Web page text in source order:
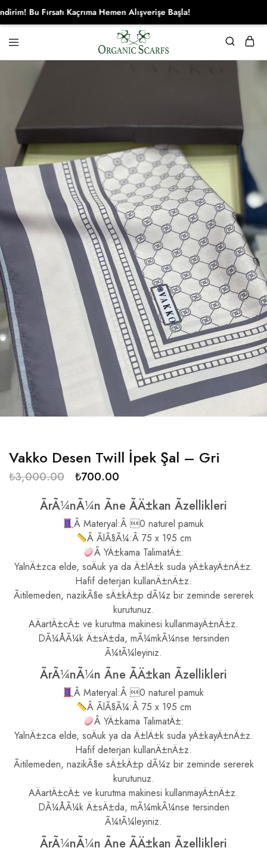
Organikscarf
Vakko Desen Twill İpek Şal – Gri
₺3,000.00 ₺700.00
ÃrÃ¼nÃ¼n Ãne ÃÄ±kan Ãzellikleri
Â Materyal:Â 0 naturel pamuk
Â ÃlÃ§Ã¼:Â 75 x 195 cm
Â YÄ±kama TalimatÄ±:
YalnÄ±zca elde, soÄuk ya da Ä±lÄ±k suda yÄ±kayÄ±nÄ±z.
Hafif deterjan kullanÄ±nÄ±z.
Ãitilemeden, nazikÃ§e sÄ±kÄ±p dÃ¼z bir zeminde sererek
kurutunuz.
AÄartÄ±cÄ± ve kurutma makinesi kullanmayÄ±nÄ±z.
DÃ¼ÅÃ¼k Ä±sÄ±da, mÃ¼mkÃ¼nse tersinden
Ã¼tÃ¼leyiniz.
ÃrÃ¼nÃ¼n Ãne ÃÄ±kan Ãzellikleri
Â Materyal:Â 0 naturel pamuk
Â ÃlÃ§Ã¼:Â 75 x 195 cm
Â YÄ±kama TalimatÄ±:
YalnÄ±zca elde, soÄuk ya da Ä±lÄ±k suda yÄ±kayÄ±nÄ±z.
Hafif deterjan kullanÄ±nÄ±z.
Ãitilemeden, nazikÃ§e sÄ±kÄ±p dÃ¼z bir zeminde sererek
kurutunuz.
AÄartÄ±cÄ± ve kurutma makinesi kullanmayÄ±nÄ±z.
DÃ¼ÅÃ¼k Ä±sÄ±da, mÃ¼mkÃ¼nse tersinden
Ã¼tÃ¼leyiniz.
ÃrÃ¼nÃ¼n Ãne ÃÄ±kan Ãzellikleri
Kaçrıma Hemen Alışverişe Başla!